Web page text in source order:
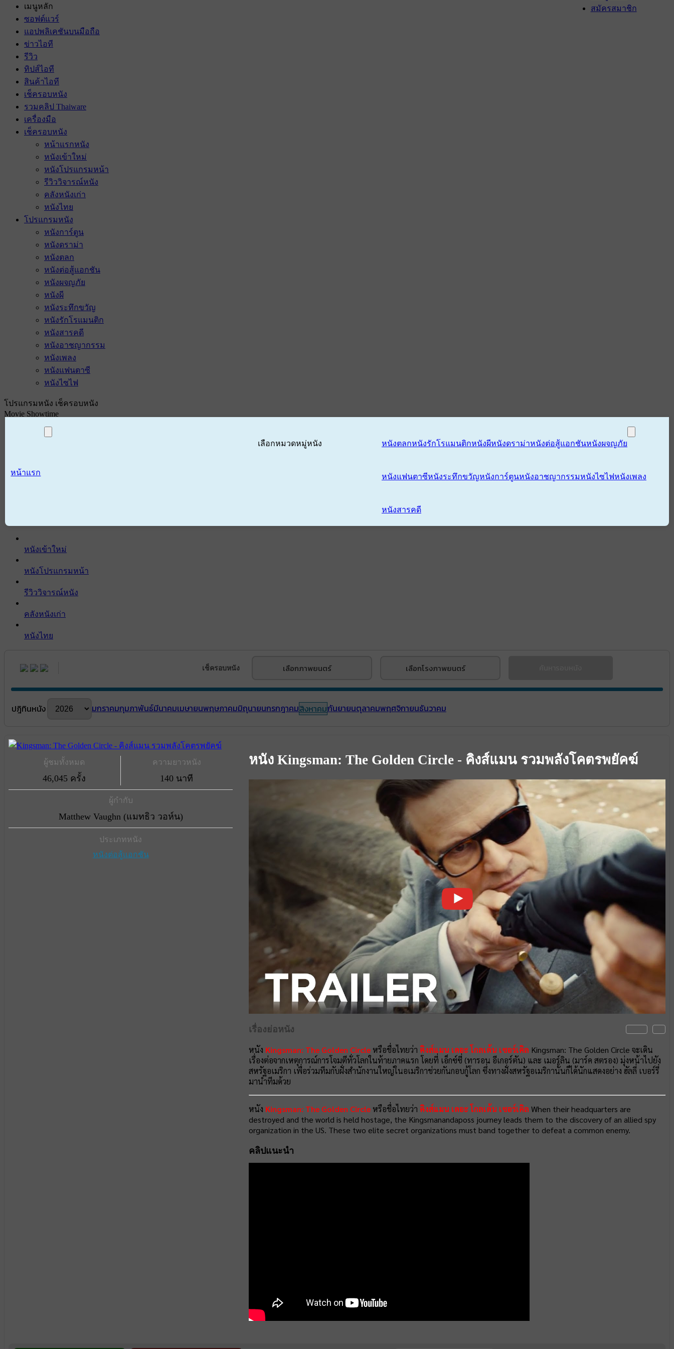
สมัครสมาชิก
เมนูหลัก
ซอฟต์แวร์
แอปพลิเคชันบนมือถือ
ข่าวไอที
รีวิว
ทิปส์ไอที
สินค้าไอที
เช็ครอบหนัง
รวมคลิป Thaiware
เครื่องมือ
เช็ครอบหนัง
หน้าแรกหนัง
หนังเข้าใหม่
หนังโปรแกรมหน้า
รีวิววิจารณ์หนัง
คลังหนังเก่า
หนังไทย
โปรแกรมหนัง
หนังการ์ตูน
หนังดราม่า
หนังตลก
หนังต่อสู้แอกชัน
หนังผจญภัย
หนังผี
หนังระทึกขวัญ
หนังรักโรแมนติก
หนังสารคดี
หนังอาชญากรรม
หนังเพลง
หนังแฟนตาซี
หนังไซไฟ
โปรแกรมหนัง เช็ครอบหนัง
Movie Showtime
หน้าแรก
เลือกหมวดหมู่หนัง หนังตลกหนังรักโรแมนติกหนังผีหนังดราม่าหนังต่อสู้แอกชันหนังผจญภัย
หนังแฟนตาซีหนังระทึกขวัญหนังการ์ตูนหนังอาชญากรรมหนังไซไฟหนังเพลง
หนังสารคดี
หนังเข้าใหม่
หนังโปรแกรมหน้า
รีวิววิจารณ์หนัง
คลังหนังเก่า
หนังไทย
เช็ครอบหนัง เลือกภาพยนตร์ เลือกโรงภาพยนตร์
ปฎิทินหนัง มกราคมกุมภาพันธ์มีนาคมเมษายนพฤษภาคมมิถุนายนกรกฎาคมสิงหาคมกันยายนตุลาคมพฤศจิกายนธันวาคม
ผู้ชมทั้งหมด
46,045 ครั้ง
ความยาวหนัง
140 นาที
ผู้กำกับ
Matthew Vaughn (แมทธิว วอห์น)
ประเภทหนัง
หนังต่อสู้แอกชัน
หนัง Kingsman: The Golden Circle - คิงส์แมน รวมพลังโคตรพยัคฆ์
เรื่องย่อหนัง
หนัง Kingsman: The Golden Circle หรือชื่อไทยว่า คิงส์แมน เดอะ โกลเด้น เซอร์เคิล Kingsman: The Golden Circle จะเดิน
เรื่องต่อจากเหตุการณ์การโจมตีทั่วโลกในท้ายภาคแรก โดยที่ เอ็กซ์ซี่ (ทารอน อีเกอร์ตัน) และ เมอร์ลิน (มาร์ค สตรอง) มุ่งหน้าไปยัง
สหรัฐอเมริกา เพื่อร่วมทีมกับฝั่งสำนักงานใหญ่ในอเมริกาช่วยกันกอบกู้โลก ซึ่งทางฝั่งสหรัฐอเมริกานั้นก็ได้นักแสดงอย่าง ฮัลลี่ เบอร์รี่
มานำทีมด้วย
หนัง Kingsman: The Golden Circle หรือชื่อไทยว่า คิงส์แมน เดอะ โกลเด้น เซอร์เคิล When their headquarters are
destroyed and the world is held hostage, the Kingsmanandaposs journey leads them to the discovery of an allied spy
organization in the US. These two elite secret organizations must band together to defeat a common enemy.
คลิปแนะนำ